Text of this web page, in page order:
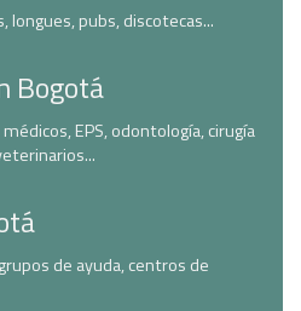
longues, pubs, discotecas...
Bogotá
EPS, odontología, cirugía
de ayuda, centros de